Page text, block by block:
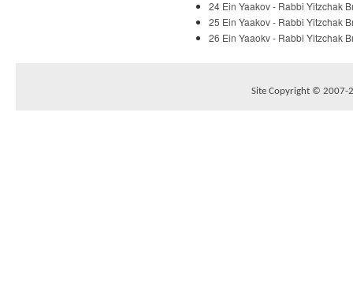
24 Ein Yaakov - Rabbi Yitzchak
25 Ein Yaakov - Rabbi Yitzchak
26 Ein Yaaokv - Rabbi Yitzchak
Site Copyright © 2007-